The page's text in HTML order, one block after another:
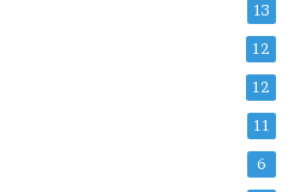
13
12
12
11
6